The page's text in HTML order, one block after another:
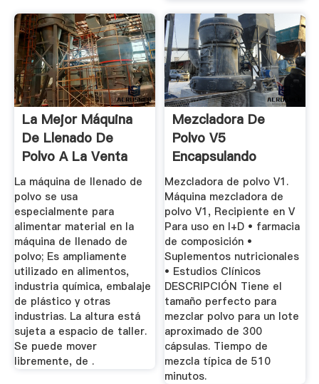
La Mejor Máquina
De Llenado De
Polvo A La Venta
TopFillers
La máquina de llenado de
polvo se usa
especialmente para
alimentar material en la
máquina de llenado de
polvo; Es ampliamente
utilizado en alimentos,
industria química, embalaje
de plástico y otras
industrias. La altura está
sujeta a espacio de taller.
Se puede mover
libremente, de .
Mezcladora De
Polvo V5
Encapsulando
Mezcladora de polvo V1.
Máquina mezcladora de
polvo V1, Recipiente en V
Para uso en I+D • farmacia
de composición •
Suplementos nutricionales
• Estudios Clínicos
DESCRIPCIÓN Tiene el
tamaño perfecto para
mezclar polvo para un lote
aproximado de 300
cápsulas. Tiempo de
mezcla típica de 510
minutos.